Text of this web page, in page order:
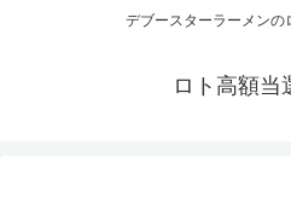
デブースターラーメンの
ロト高額当